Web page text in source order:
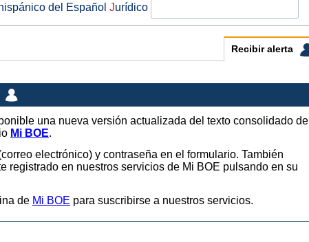
del Español Jurídico
Recibir alerta
una nueva versión actualizada del texto consolidado de
Mi BOE.
electrónico) y contraseña en el formulario. También
registrado en nuestros servicios de Mi BOE pulsando en su
de Mi BOE para suscribirse a nuestros servicios.